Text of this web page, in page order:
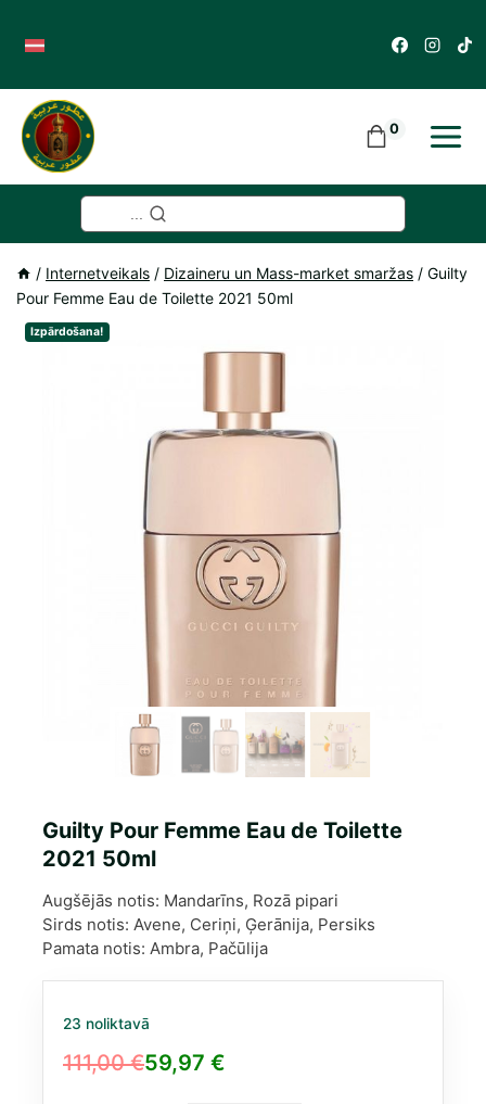
content
0
/ Internetveikals / Dizaineru un Mass-market smaržas / Guilty
Pour Femme Eau de Toilette 2021 50ml
Izpārdošana!
Guilty Pour Femme Eau de Toilette
2021 50ml
Augšējās notis: Mandarīns, Rozā pipari
Sirds notis: Avene, Ceriņi, Ģerānija, Persiks
Pamata notis: Ambra, Pačūlija
23 noliktavā
111,00€
Original
59,97 €
Current